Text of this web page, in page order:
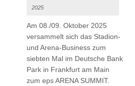
2025
Am 08./09. Oktober 2025
versammelt sich das Stadion-
und Arena-Business zum
siebten Mal im Deutsche Bank
Park in Frankfurt am Main
zum eps ARENA SUMMIT.